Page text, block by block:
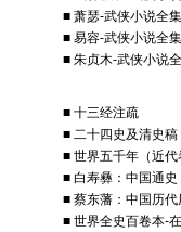
■ 萧瑟-武侠小说全集
■ 易容-武侠小说全集
■ 朱贞木-武侠小说
■ 十三经注疏
■ 二十四史及清史
■ 世界五千年（近代
■ 白寿彝：中国通史
■ 蔡东藩：中国历
■ 世界全史百卷本-